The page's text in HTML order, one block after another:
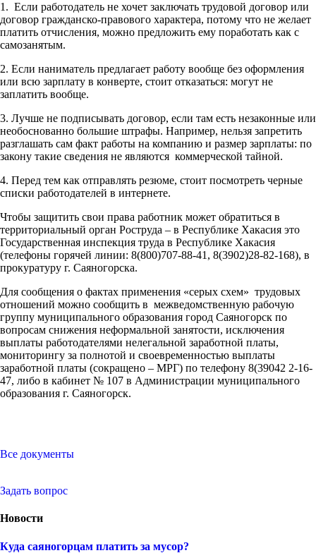
1. Если работодатель не хочет заключать трудовой договор или
договор гражданско-правового характера, потому что не желает
платить отчисления, можно предложить ему поработать как с
самозанятым.
2. Если наниматель предлагает работу вообще без оформления
или всю зарплату в конверте, стоит отказаться: могут не
заплатить вообще.
3. Лучше не подписывать договор, если там есть незаконные или
необоснованно большие штрафы. Например, нельзя запретить
разглашать сам факт работы на компанию и размер зарплаты: по
закону такие сведения не являются коммерческой тайной.
4. Перед тем как отправлять резюме, стоит посмотреть черные
списки работодателей в интернете.
Чтобы защитить свои права работник может обратиться в
территориальный орган Роструда – в Республике Хакасия это
Государственная инспекция труда в Республике Хакасия
(телефоны горячей линии: 8(800)707-88-41, 8(3902)28-82-168), в
прокуратуру г. Саяногорска.
Для сообщения о фактах применения «серых схем» трудовых
отношений можно сообщить в межведомственную рабочую
группу муниципального образования город Саяногорск по
вопросам снижения неформальной занятости, исключения
выплаты работодателями нелегальной заработной платы,
мониторингу за полнотой и своевременностью выплаты
заработной платы (сокращено – МРГ) по телефону 8(39042 2-16-
47, либо в кабинет № 107 в Администрации муниципального
образования г. Саяногорск.
Все документы
Задать вопрос
Новости
Куда саяногорцам платить за мусор?